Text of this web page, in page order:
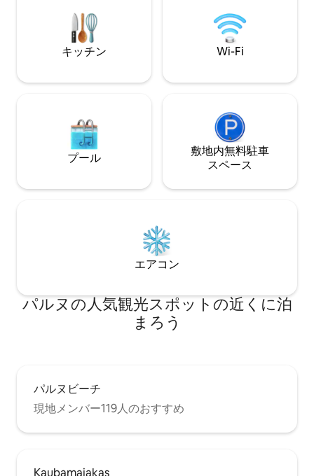
トの方々からは、食事にもノートパソコ
ンの使用にも最適だとの声が寄せられて
ド（140×200）、大型薄型テレビがあ
ごした後や街を散策した後にリラックス
ットが2つと、ゲストからよく話題にされ
る新鮮な香りのリネンが備わっていま
す。遮光カーテンを使えば、日中でもゆ
っくり休めます。 バスルームは広々とし
す。リフレッシュしてリラックスできる
こと： – 非常に清潔 – 居心地がよく、よ
く考えられたデザイン、 – 迅速で親しみ
やすいコミュニケーション – 中心部にあ
ーと良いコーヒーマシン、 – 明確な手順
で簡単なセルフチェックイン。 カップ
ル、ひとり旅、出張旅行者にぴったりで
す。 パーティーは⚠️お断りします。最大
リングコース、ウ
ルフ、ディスクゴ
スポーツトレイル
などがすべて近く
キッチン Wi-Fi
プール
敷地内無料駐⁠車
ス⁠ペ⁠ー⁠ス
エアコン
パルヌの人気観光スポットの近くに泊
まろう
パルヌビーチ
現地メンバー119人のおすすめ
Kaubamajakas